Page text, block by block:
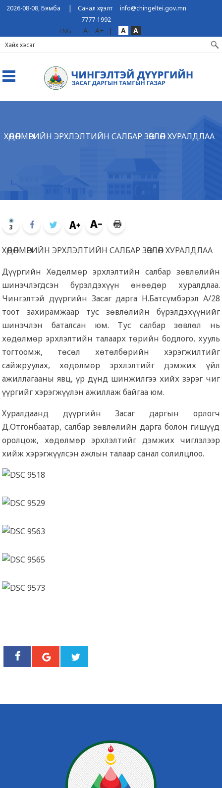
2026-08-08, Бямба | Санал хүсэлт
info@chingeltei.gov.mn
7777-1992
ENG
A- A+ | A A
ХӨДӨЛМӨРИЙН ЭРХЛЭЛТИЙН САЛБАР ЗӨВЛӨЛ ХУРАЛДЛАА
3
ХӨДӨЛМӨРИЙН ЭРХЛЭЛТИЙН САЛБАР ЗӨВЛӨЛ ХУРАЛДЛАА
Дүүргийн Хөдөлмөр эрхлэлтийн салбар зөвлөлийн
шинэчлэгдсэн бүрэлдэхүүн өнөөдөр хуралдлаа.
Чингэлтэй дүүргийн Засаг дарга Н.Батсүмбэрэл А/28
тоот захирамжаар тус зөвлөлийн бүрэлдэхүүнийг
шинэчлэн баталсан юм. Тус салбар зөвлөл нь
хөдөлмөр эрхлэлтийн талаарх төрийн бодлого, хууль
тогтоомж, төсөл хөтөлбөрийн хэрэгжилтийг
сайжруулах, хөдөлмөр эрхлэлтийг дэмжих үйл
ажиллагааны явц, үр дүнд шинжилгээ хийх зэрэг чиг
үүргийг хэрэгжүүлэн ажиллаж байгаа юм.
Хуралдаанд дүүргийн Засаг даргын орлогч
Д.Отгонбаатар, салбар зөвлөлийн дарга болон гишүүд
оролцож, хөдөлмөр эрхлэлтийг дэмжих чиглэлээр
хийж хэрэгжүүлсэн ажлын талаар санал солилцлоо.